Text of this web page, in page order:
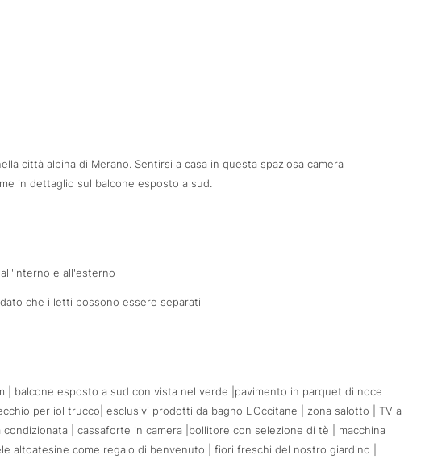
città alpina di Merano. Sentirsi a casa in questa spaziosa camera
in dettaglio sul balcone esposto a sud.
e all'esterno
che i letti possono essere separati
| balcone esposto a sud con vista nel verde |pavimento in parquet di noce
per iol trucco| esclusivi prodotti da bagno L'Occitane | zona salotto | TV a
| cassaforte in camera |bollitore con selezione di tè | macchina
altoatesine come regalo di benvenuto | fiori freschi del nostro giardino |